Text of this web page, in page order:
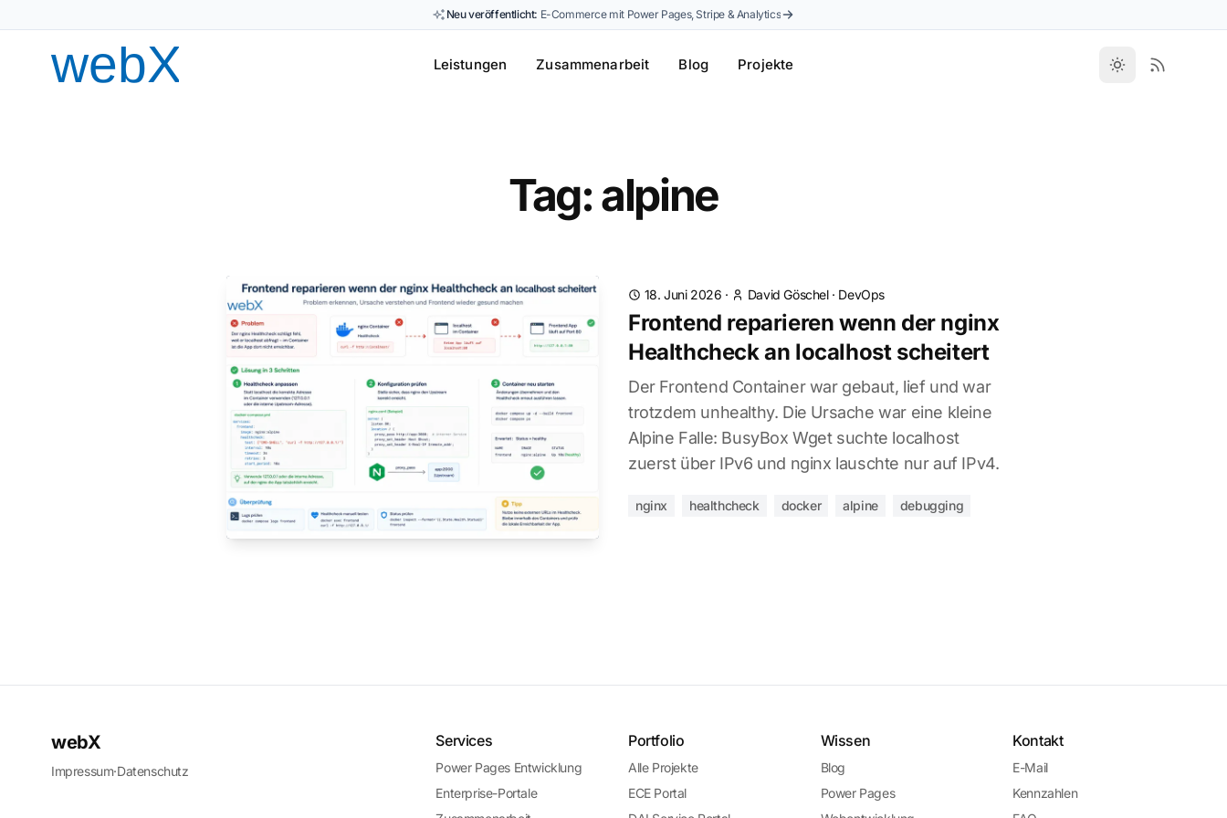
Neu veröffentlicht: E-Commerce mit Power Pages, Stripe & Analytics
Leistungen Zusammenarbeit Blog Projekte
Tag: alpine
18. Juni 2026 · David Göschel· DevOps
Frontend reparieren wenn der nginx
Healthcheck an localhost scheitert
Der Frontend Container war gebaut, lief und war
trotzdem unhealthy. Die Ursache war eine kleine
Alpine Falle: BusyBox Wget suchte localhost
zuerst über IPv6 und nginx lauschte nur auf IPv4.
nginx healthcheck docker alpine debugging
webX
Impressum·Datenschutz
Services
Power Pages Entwicklung
Enterprise-Portale
Portfolio
Alle Projekte
ECE Portal
Wissen
Blog
Power Pages
Kontakt
E-Mail
Kennzahlen